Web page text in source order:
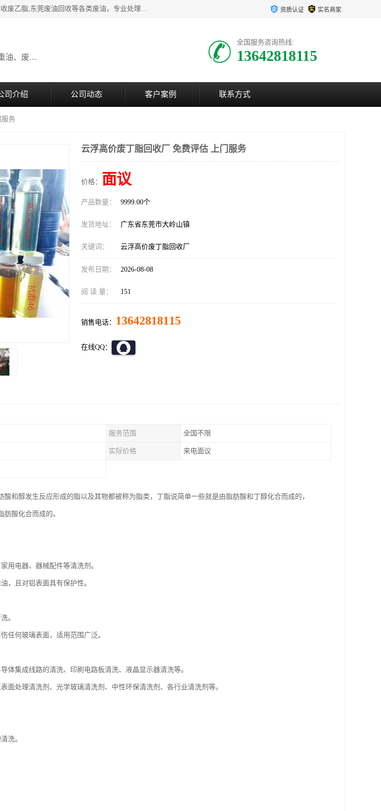
本公司高价废油回收：东莞回收废油,东莞回收废乙脂胶水,东莞回收废溶剂,东莞回收废乙脂,东莞废油回收等各类废油，专业处理从事化工产品研发与销售的综合型高科技服务性企业。我公司自成立以来，一直秉承“科技创新，立足诚信，感恩于心”的理念，力求设计与客户合作共赢的局面。在广大新老客户的大力支持下，我公司员工经过不懈努力，公司已快速发展成为国内知名化工企业。 资质认证 实名商家
本公司高价废油回收：回收废机油、废液压油回收、废重油、废食用油回收、废导热油、废、废油漆、废UV光油、废清、废白矿油、废变压器油
全国服务咨询热线:
13642818115
司介绍 公司动态 客户案例 联系方式
务
云浮高价废丁脂回收厂 免费评估 上门服务
价格： 面议
产品数量： 9999.00个
发货地址： 广东省东莞市大岭山镇
关键词： 云浮高价废丁脂回收厂
发布日期： 2026-08-08
阅 读 量： 151
销售电话： 13642818115
在线QQ：
服务范围 全国不限
实际价格 来电面议
和醇发生反应形成的脂以及其物都被称为脂类，丁脂说简单一些就是由脂肪酸和丁醇化合而成的，
酸化合而成的。
用电器、器械配件等清洗剂。
，且对铝表面具有保护性。
。
任何玻璃表面，适用范围广泛。
体集成线路的清洗、印刷电路板清洗、液晶显示器清洗等。
面处理清洗剂、光学玻璃清洗剂、中性环保清洗剂、各行业清洗剂等。
洗。